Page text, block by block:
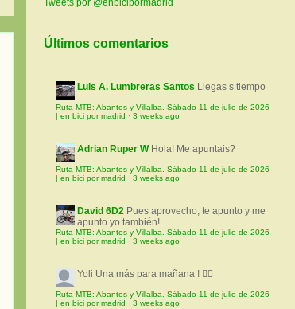
Últimos comentarios
Luis A. Lumbreras Santos Llegas s tiempo
Ruta MTB: Abantos y Villalba. Sábado 11 de julio de 2026
| en bici por madrid · 3 weeks ago
Adrian Ruper W Hola! Me apuntais?
Ruta MTB: Abantos y Villalba. Sábado 11 de julio de 2026
| en bici por madrid · 3 weeks ago
David 6D2 Pues aprovecho, te apunto y me
apunto yo también!
Ruta MTB: Abantos y Villalba. Sábado 11 de julio de 2026
| en bici por madrid · 3 weeks ago
Yoli Una más para mañana ! 🚵‍♀️
Ruta MTB: Abantos y Villalba. Sábado 11 de julio de 2026
| en bici por madrid · 3 weeks ago